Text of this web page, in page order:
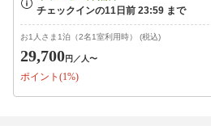
昼：グリーンスムージー1杯/プロテイ
夕：グリーンスムージー1杯/プロテイ
就寝前：デトックスクレンズジュース
□4日目（復食日）
朝：グリーンスムージー1杯/プロテイン
10時：補食（腸に優しい回復食）
お1人さま1泊（2名1室利用時） (税込)
29,700円 ／人〜
ポイント(1%)